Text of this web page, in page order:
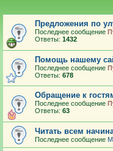
Предложения по
Последнее сообщение
Ответы: 1432
Помощь нашему
Последнее сообщение
Ответы: 678
Обращение к
Последнее сообщение
Ответы: 63
Читать всем
Последнее сообщение